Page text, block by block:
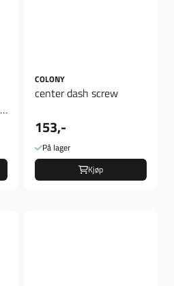
COLONY
center dash screw
153,-
På lager
Kjøp